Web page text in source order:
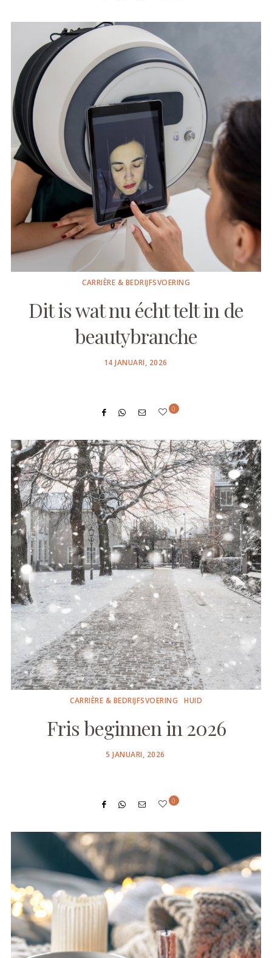
CARRIÈRE & BEDRIJFSVOERING
Dit is wat nu écht telt in de
beautybranche
POSTED
14 JANUARI, 2026
0
CARRIÈRE & BEDRIJFSVOERING HUID
Fris beginnen in 2026
POSTED
5 JANUARI, 2026
0